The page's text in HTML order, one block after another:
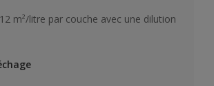
m²/litre par couche avec une dilution